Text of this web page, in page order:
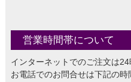
営業時間帯について
インターネットでのご注文は24
お電話でのお問合せは下記の時